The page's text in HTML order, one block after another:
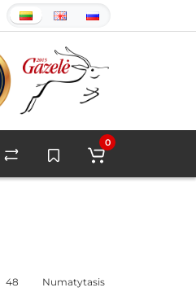
0
48 Numatytasis